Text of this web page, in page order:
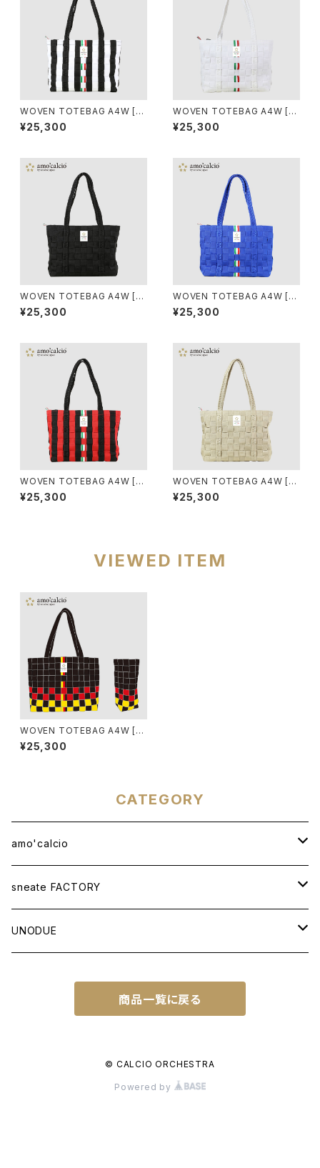
WOVEN TOTEBAG A4W [BI
ANCONERO]
¥25,300
WOVEN TOTEBAG A4W [BI
ANCO]
¥25,300
WOVEN TOTEBAG A4W [N
ERO]
¥25,300
WOVEN TOTEBAG A4W [A
ZZURRI]
¥25,300
WOVEN TOTEBAG A4W [R
OSSONERO]
¥25,300
WOVEN TOTEBAG A4W [O
RO]
¥25,300
VIEWED ITEM
WOVEN TOTEBAG A4W [G
ERMANIA]
¥25,300
CATEGORY
amo'calcio
APPAREL
T-SHIRT
BAG
WOVEN TOTEBAG A4W
WOVEN BACKPACK A3H
sneate FACTORY
ORIGINAL DESIGN
NATIONAL IDENTITY SERIES
UNODUE
FUTSAL BALL
SOCCER NOTE
商品一覧に戻る
© CALCIO ORCHESTRA
Powered by